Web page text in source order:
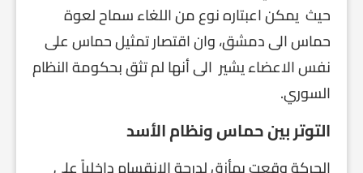
حيث يمكن اعبتاره نوع من اللغاء سماح لعوة
حماس الى دمشق، وان اقتصار تمثيل حماس على
نفس الاعضاء يشير الى أنها لم تثق بحكومة النظام
السوري.
التوتر بين حماس ونظام الأسد
الحركة وقعت بمأزق لدرجة الانقسام داخلياً على